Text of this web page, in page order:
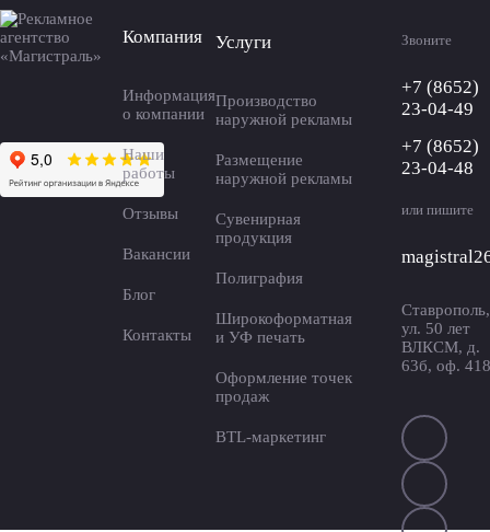
Компания
Информация
о компании
Наши
работы
Отзывы
Вакансии
Блог
Контакты
Услуги
Производство
наружной рекламы
Размещение
наружной рекламы
Сувенирная
продукция
Полиграфия
Широкоформатная
и УФ печать
Оформление точек
продаж
BTL-маркетинг
Звоните
+7 (8652)
23-04-49
+7 (8652)
23-04-48
или пишите
Ставрополь,
ул. 50 лет
ВЛКСМ, д.
63б, оф. 418